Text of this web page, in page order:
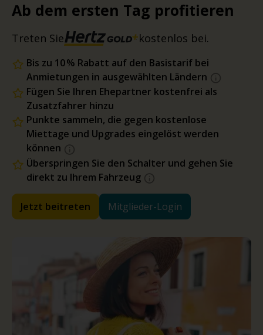
Ab dem ersten Tag profitieren
Treten Sie kostenlos bei.
Bis zu 10 % Rabatt auf den Basistarif bei
Anmietungen in ausgewählten Ländern
Fügen Sie Ihren Ehepartner kostenfrei als
Zusatzfahrer hinzu
Punkte sammeln, die gegen kostenlose
Miettage und Upgrades eingelöst werden
können
Überspringen Sie den Schalter und gehen Sie
direkt zu Ihrem Fahrzeug
Jetzt beitreten Mitglieder-Login